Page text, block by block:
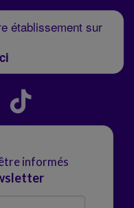
établissement sur
informés